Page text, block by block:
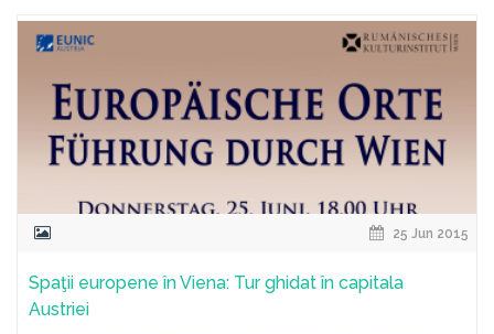
25 Jun 2015
Spaţii europene în Viena: Tur ghidat în capitala
Austriei